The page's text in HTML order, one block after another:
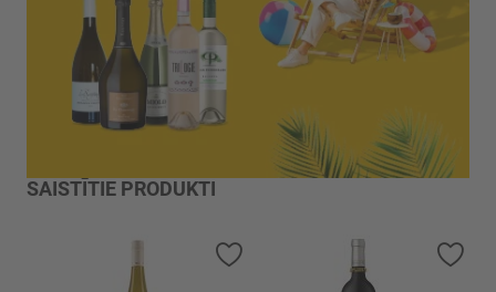
SAISTĪTIE PRODUKTI
Pievienot vēlmju sarakstam